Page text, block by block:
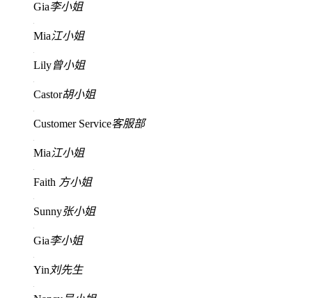
Gia李小姐
Mia江小姐
Lily曾小姐
Castor胡小姐
Customer Service客服部
Mia江小姐
Faith 方小姐
Sunny张小姐
Gia李小姐
Yin 刘先生